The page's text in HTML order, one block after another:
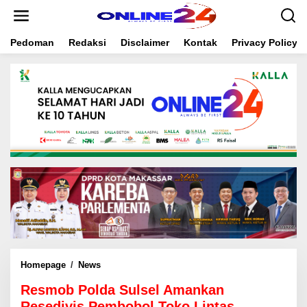
t
Pedoman Redaksi Disclaimer Kontak Privacy Policy
Homepage / News
s
m
Resmob Polda Sulsel Amankan